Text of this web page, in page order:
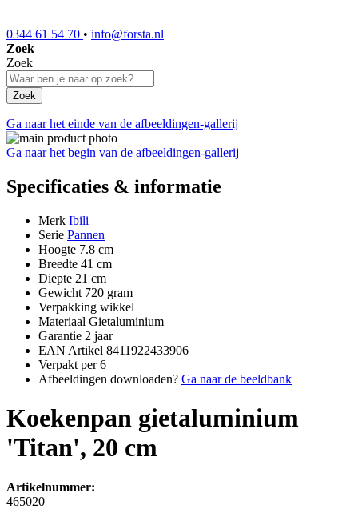
0344 61 54 70 • info@forsta.nl
Zoek
Zoek
Zoek
Ga naar het einde van de afbeeldingen-gallerij
Ga naar het begin van de afbeeldingen-gallerij
Specificaties & informatie
Merk Ibili
Serie Pannen
Hoogte 7.8 cm
Breedte 41 cm
Diepte 21 cm
Gewicht 720 gram
Verpakking wikkel
Materiaal Gietaluminium
Garantie 2 jaar
EAN Artikel 8411922433906
Verpakt per 6
Afbeeldingen downloaden? Ga naar de beeldbank
Koekenpan gietaluminium
'Titan', 20 cm
Artikelnummer:
465020